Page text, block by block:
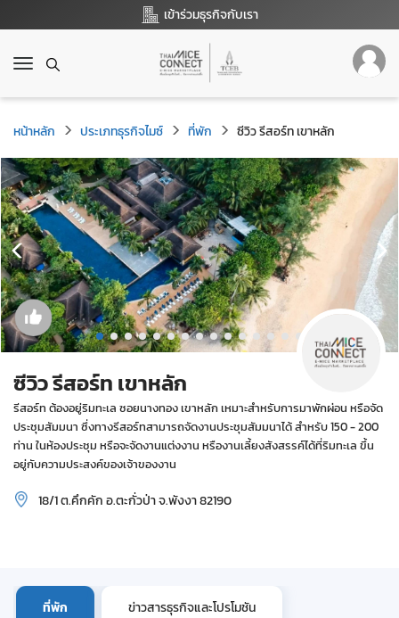
เข้าร่วมธุรกิจกับเรา
T
g
g
l
e
n
a
v
i
g
a
t
i
o
n
หน้าหลัก ประเภทธุรกิจไมซ์ ที่พัก ซีวิว รีสอร์ท เขาหลัก
ซีวิว รีสอร์ท เขาหลัก
รีสอร์ท ต้องอยู่ริมทะเล ซอยนางทอง เขาหลัก เหมาะสำหรับการมาพักผ่อน หรือจัด
ประชุมสัมมนา ซึ่งทางรีสอร์ทสามารถจัดงานประชุมสัมมนาได้ สำหรับ 150 - 200
ท่าน ในห้องประชุม หรือจะจัดงานแต่งงาน หรืองานเลี้ยงสังสรรค์ได้ที่ริมทะเล ขึ้น
อยู่กับความประสงค์ของเจ้าของงาน
18/1 ต.คึกคัก อ.ตะกั่วป่า จ.พังงา 82190
ที่พัก ข่าวสารธุรกิจและโปรโมชัน